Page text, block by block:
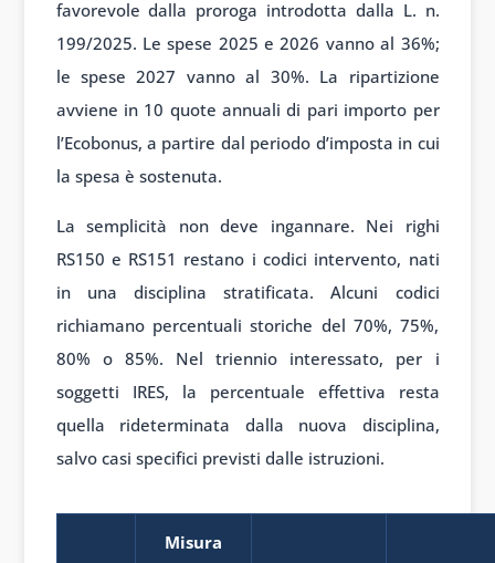
favorevole dalla proroga introdotta dalla L. n.
199/2025. Le spese 2025 e 2026 vanno al 36%;
le spese 2027 vanno al 30%. La ripartizione
avviene in 10 quote annuali di pari importo per
l’Ecobonus, a partire dal periodo d’imposta in cui
la spesa è sostenuta.
La semplicità non deve ingannare. Nei righi
RS150 e RS151 restano i codici intervento, nati
in una disciplina stratificata. Alcuni codici
richiamano percentuali storiche del 70%, 75%,
80% o 85%. Nel triennio interessato, per i
soggetti IRES, la percentuale effettiva resta
quella rideterminata dalla nuova disciplina,
salvo casi specifici previsti dalle istruzioni.
Misura